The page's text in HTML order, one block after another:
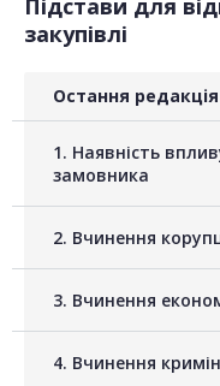
Підстави для
закупівлі
Остання редакція
1. Наявність
замовника
2. Вчинення
3. Вчинення
4. Вчинення